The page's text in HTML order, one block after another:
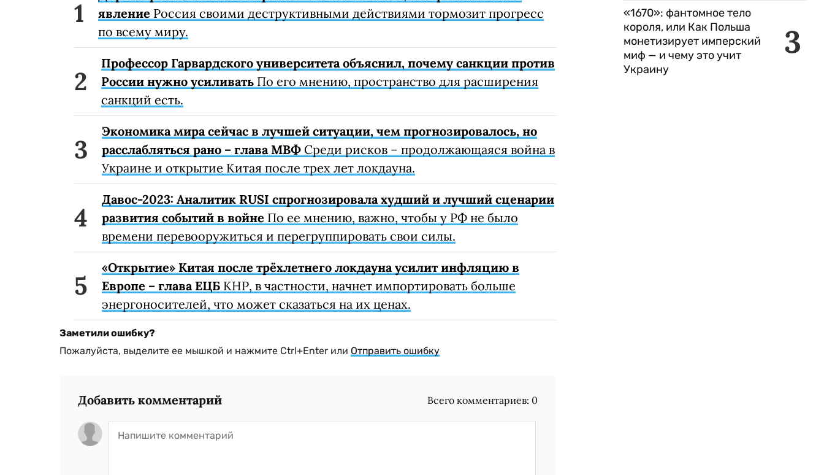
явление Россия своими деструктивными действиями тормозит прогресс
по всему миру.
Профессор Гарвардского университета объяснил, почему санкции против
России нужно усиливать По его мнению, пространство для расширения
санкций есть.
Экономика мира сейчас в лучшей ситуации, чем прогнозировалось, но
расслабляться рано – глава МВФ Среди рисков – продолжающаяся война в
Украине и открытие Китая после трех лет локдауна.
Давос-2023: Аналитик RUSI спрогнозировала худший и лучший сценарии
развития событий в войне По ее мнению, важно, чтобы у РФ не было
времени перевооружиться и перегруппировать свои силы.
«Открытие» Китая после трёхлетнего локдауна усилит инфляцию в
Европе – глава ЕЦБ КНР, в частности, начнет импортировать больше
энергоносителей, что может сказаться на их ценах.
Заметили ошибку?
Пожалуйста, выделите ее мышкой и нажмите Ctrl+Enter или Отправить ошибку
Добавить комментарий Всего комментариев: 0
3
«1670»: фантомное тело
короля, или Как Польша
монетизирует имперский
миф — и чему это учит
Украину